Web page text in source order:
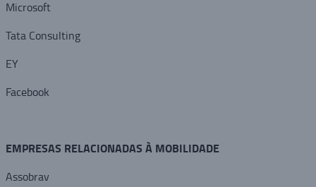
Microsoft
Tata Consulting
EY
Facebook
EMPRESAS RELACIONADAS À MOBILIDADE
Assobrav